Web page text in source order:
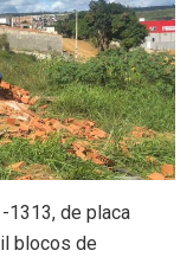
1313, de placa
blocos de